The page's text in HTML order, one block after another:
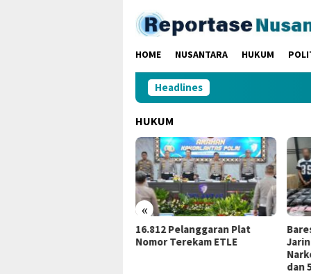
konten
HOME
NUSANTARA HUKUM
Headlines
HUKUM
«
Bareskrim Polri Ungkap
Jaringan Peredaran